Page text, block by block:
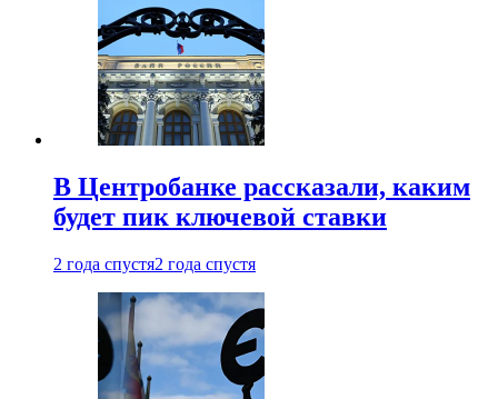
В Центробанке рассказали, каким
будет пик ключевой ставки
2 года спустя2 года спустя